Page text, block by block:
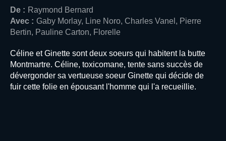
De : Raymond Bernard
Avec : Gaby Morlay, Line Noro, Charles Vanel, Pierre
Bertin, Pauline Carton, Florelle
Céline et Ginette sont deux soeurs qui habitent la butte
Montmartre. Céline, toxicomane, tente sans succès de
dévergonder sa vertueuse soeur Ginette qui décide de
fuir cette folie en épousant l'homme qui l'a recueillie.